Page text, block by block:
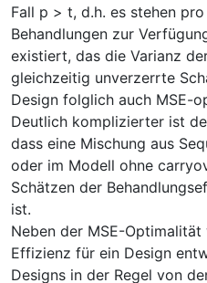
Fall p > t, d.h. es stehen
Behandlungen zur
existiert, das die Varianz
gleichzeitig unverzerrte
Design folglich auch MSE-
Deutlich komplizierter ist
dass eine Mischung aus
oder im Modell ohne
Schätzen der
ist.
Neben der MSE-
Effizienz für ein Design
Designs in der Regel von